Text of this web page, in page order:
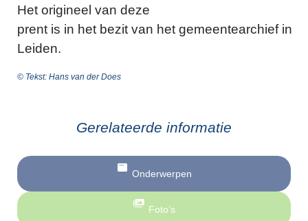
Het origineel van deze
prent is in het bezit van het gemeentearchief in
Leiden.
© Tekst: Hans van der Does
Gerelateerde informatie
Onderwerpen
Foto’s